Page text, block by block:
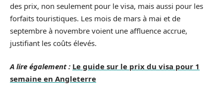
des prix, non seulement pour le visa, mais aussi pour les
forfaits touristiques. Les mois de mars à mai et de
septembre à novembre voient une affluence accrue,
justifiant les coûts élevés.
A lire également : Le guide sur le prix du visa pour 1
semaine en Angleterre